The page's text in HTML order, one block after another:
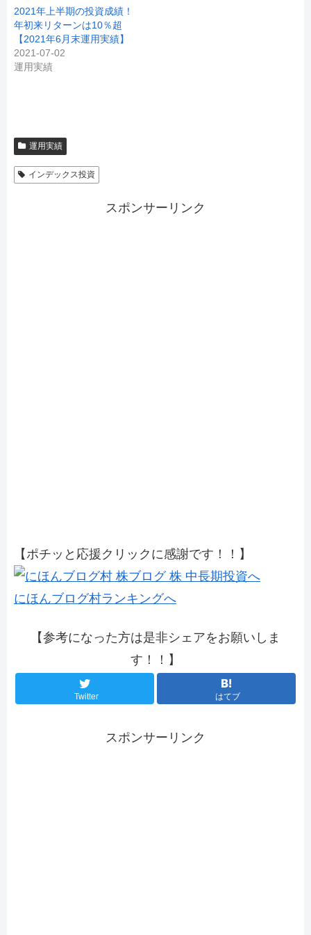
2021年上半期の投資成績！
年初来リターンは10％超
【2021年6月末運用実績】
2021-07-02
運用実績
運用実績
インデックス投資
スポンサーリンク
【ポチッと応援クリックに感謝です！！】
にほんブログ村ランキングへ
【参考になった方は是非シェアをお願いしま
す！！】
Twitter はてブ
スポンサーリンク